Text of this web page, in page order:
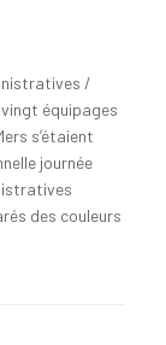
/
équipages
s’étaient
journée
des couleurs